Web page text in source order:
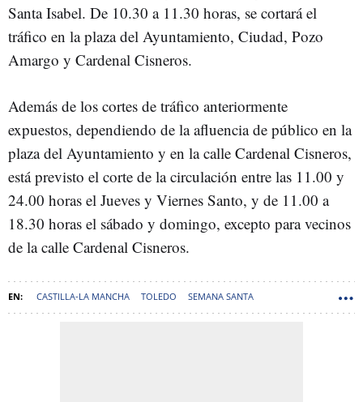
Santa Isabel. De 10.30 a 11.30 horas, se cortará el
tráfico en la plaza del Ayuntamiento, Ciudad, Pozo
Amargo y Cardenal Cisneros.
Además de los cortes de tráfico anteriormente
expuestos, dependiendo de la afluencia de público en la
plaza del Ayuntamiento y en la calle Cardenal Cisneros,
está previsto el corte de la circulación entre las 11.00 y
24.00 horas el Jueves y Viernes Santo, y de 11.00 a
18.30 horas el sábado y domingo, excepto para vecinos
de la calle Cardenal Cisneros.
CASTILLA-LA MANCHA TOLEDO SEMANA SANTA